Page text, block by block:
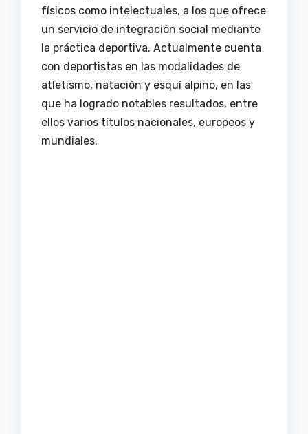
físicos como intelectuales, a los que ofrece
un servicio de integración social mediante
la práctica deportiva. Actualmente cuenta
con deportistas en las modalidades de
atletismo, natación y esquí alpino, en las
que ha logrado notables resultados, entre
ellos varios títulos nacionales, europeos y
mundiales.